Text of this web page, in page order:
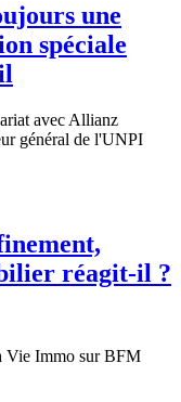
une
spéciale
avec Allianz
général de l'UNPI
réagit-il ?
Vie Immo sur BFM